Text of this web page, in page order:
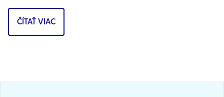
povedal podpredseda Progresívneho Slovenska a...
ČÍTAŤ VIAC